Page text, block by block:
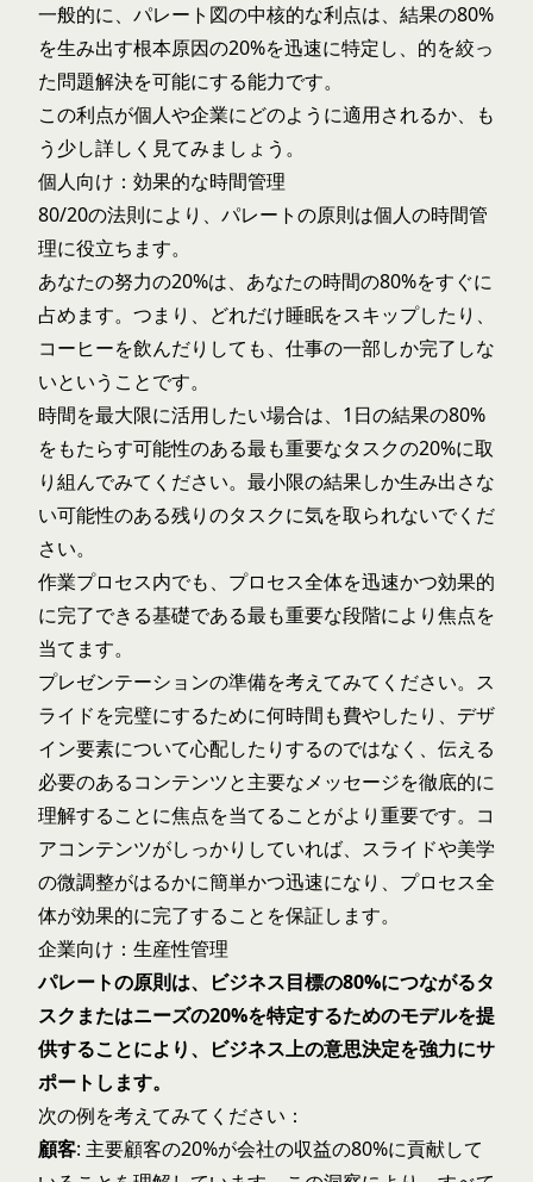
一般的に、パレート図の中核的な利点は、結果の80%
を生み出す根本原因の20%を迅速に特定し、的を絞っ
た問題解決を可能にする能力です。
この利点が個人や企業にどのように適用されるか、も
う少し詳しく見てみましょう。
個人向け：効果的な時間管理
80/20の法則により、パレートの原則は個人の時間管
理に役立ちます。
あなたの努力の20%は、あなたの時間の80%をすぐに
占めます。つまり、どれだけ睡眠をスキップしたり、
コーヒーを飲んだりしても、仕事の一部しか完了しな
いということです。
時間を最大限に活用したい場合は、1日の結果の80%
をもたらす可能性のある最も重要なタスクの20%に取
り組んでみてください。最小限の結果しか生み出さな
い可能性のある残りのタスクに気を取られないでくだ
さい。
作業プロセス内でも、プロセス全体を迅速かつ効果的
に完了できる基礎である最も重要な段階により焦点を
当てます。
プレゼンテーションの準備を考えてみてください。ス
ライドを完璧にするために何時間も費やしたり、デザ
イン要素について心配したりするのではなく、伝える
必要のあるコンテンツと主要なメッセージを徹底的に
理解することに焦点を当てることがより重要です。コ
アコンテンツがしっかりしていれば、スライドや美学
の微調整がはるかに簡単かつ迅速になり、プロセス全
体が効果的に完了することを保証します。
企業向け：生産性管理
パレートの原則は、ビジネス目標の80%につながるタ
スクまたはニーズの20%を特定するためのモデルを提
供することにより、ビジネス上の意思決定を強力にサ
ポートします。
次の例を考えてみてください：
顧客: 主要顧客の20%が会社の収益の80%に貢献して